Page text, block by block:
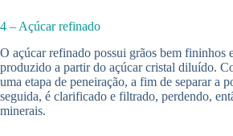
4 – Açúcar refinado
O açúcar refinado possui grãos bem fininhos
produzido a partir do açúcar cristal diluído.
uma etapa de peneiração, a fim de separar a
seguida, é clarificado e filtrado, perdendo,
minerais.